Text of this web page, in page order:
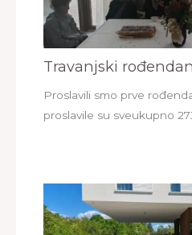
Travanjski
Proslavili smo prve
proslavile su sveukupno